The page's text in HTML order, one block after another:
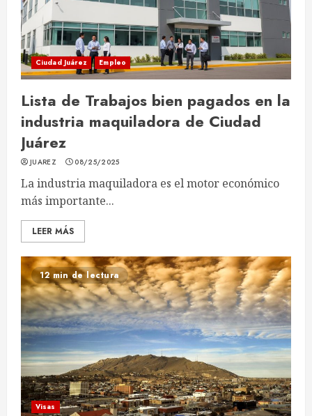
Ciudad Juárez Empleo
Lista de Trabajos bien pagados en la
industria maquiladora de Ciudad
Juárez
JUAREZ 08/25/2025
La industria maquiladora es el motor económico
más importante...
LEER MÁS
12 min de lectura
Visas